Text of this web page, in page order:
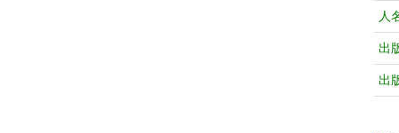
人
出
出